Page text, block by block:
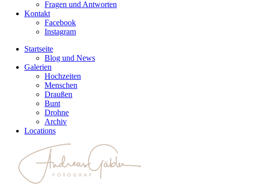
Fragen und Antworten
Kontakt
Facebook
Instagram
Startseite
Blog und News
Galerien
Hochzeiten
Menschen
Draußen
Bunt
Drohne
Archiv
Locations